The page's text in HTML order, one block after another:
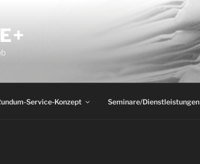
Service-Konzept Seminare/Dienstleistungen